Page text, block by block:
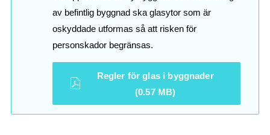
av befintlig byggnad ska glasytor som är
oskyddade utformas så att risken för
personskador begränsas.
Regler för glas i byggnader
(0.57 MB)